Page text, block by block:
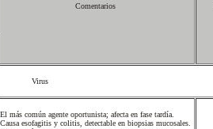
Comentarios
Virus
El más común agente oportunista; afecta en fase tardía.
Causa esofagitis y colitis, detectable en biopsias mucosales.